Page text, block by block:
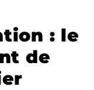
: le
de